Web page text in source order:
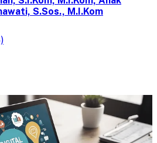
S.Sos., M.I.Kom